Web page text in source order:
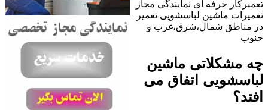
تعمیرکار حرفه ای نمایندگی مجاز
تعمیرات ماشین لباسشویی تعمیر
در مناطق شمال،شرق،غرب و
جنوب
چه مشکلاتی ماشین
لباسشویی اتفاق می
افتد؟